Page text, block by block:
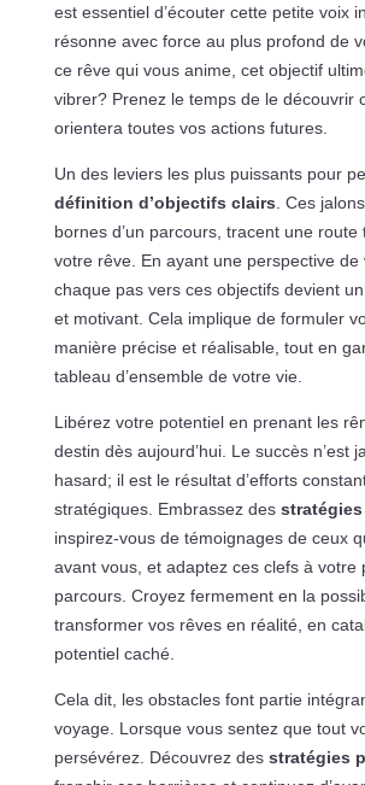
est essentiel d’écouter cette petite voix
résonne avec force au plus profond de
ce rêve qui vous anime, cet objectif
vibrer? Prenez le temps de le découvrir
orientera toutes vos actions futures.
Un des leviers les plus puissants pour
définition d’objectifs clairs . Ces
bornes d’un parcours, tracent une route
votre rêve. En ayant une perspective de
chaque pas vers ces objectifs devient
et motivant. Cela implique de formuler
manière précise et réalisable, tout en
tableau d’ensemble de votre vie.
Libérez votre potentiel en prenant les
destin dès aujourd’hui. Le succès n’est
hasard; il est le résultat d’efforts
stratégiques. Embrassez des
inspirez-vous de témoignages de ceux
avant vous, et adaptez ces clefs à votre
parcours. Croyez fermement en la
transformer vos rêves en réalité, en
potentiel caché.
Cela dit, les obstacles font partie
voyage. Lorsque vous sentez que tout
persévérez. Découvrez des stratégies